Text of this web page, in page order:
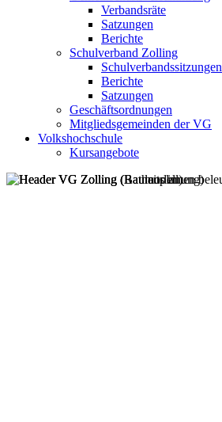
Verbandsräte
Satzungen
Berichte
Schulverband Zolling
Schulverbandssitzungen
Berichte
Satzungen
Geschäftsordnungen
Mitgliedsgemeinden der VG
Volkshochschule
Kursangebote